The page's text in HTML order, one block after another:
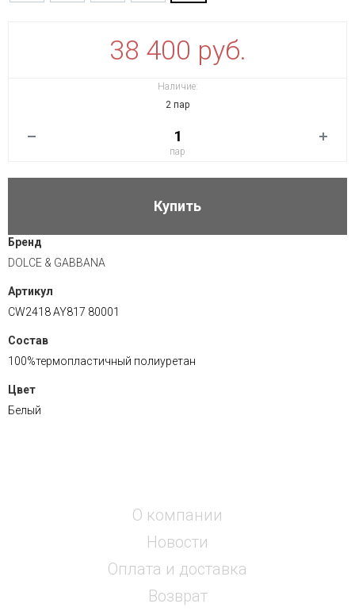
38 400 руб.
Наличие:
2 пар
пар
Купить
Бренд
DOLCE & GABBANA
Артикул
CW2418 AY817 80001
Состав
100%термопластичный полиуретан
Цвет
Белый
О компании
Новости
Оплата и доставка
Возврат